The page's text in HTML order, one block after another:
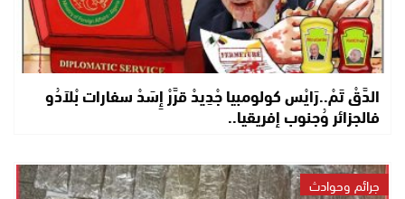
الدَّقْ تَمْ..رَايْس كولومبيا جْدِيدْ قرَّرْ إِسَدْ سفارات بْلاَدُو
فالجزائر وُجنوب إفريقيا..
جرائم وحوادث